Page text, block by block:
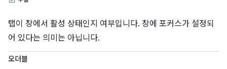
탭이 창에서 활성 상태인지 여부입니다. 창에 포커스가 설정되
어 있다는 의미는 아닙니다.
오더블